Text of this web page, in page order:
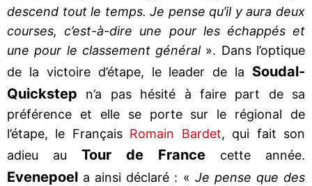
descend tout le temps. Je pense qu’il y aura deux
courses, c’est-à-dire une pour les échappés et
une pour le classement général ». Dans l’optique
de la victoire d’étape, le leader de la Soudal-
Quickstep n’a pas hésité à faire part de sa
préférence et elle se porte sur le régional de
l’étape, le Français Romain Bardet, qui fait son
adieu au Tour de France cette année.
Evenepoel a ainsi déclaré : « Je pense que des